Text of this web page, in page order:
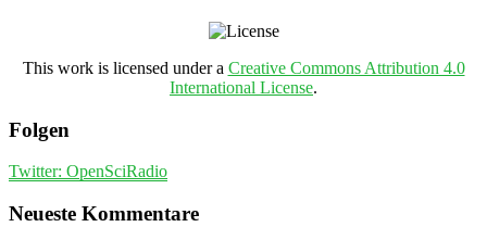
This work is licensed under a Creative Commons Attribution 4.0
International License.
Folgen
Twitter: OpenSciRadio
Neueste Kommentare